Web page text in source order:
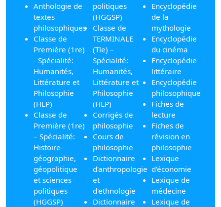
Anthologie de
textes
philosophiques
Classe de
Première (1re)
- Spécialité:
Humanités,
Littérature et
Philosophie
(HLP)
Classe de
Première (1re)
– Spécialité:
Histoire-
géographie,
géopolitique
et sciences
politiques
(HGGSP)
politiques
(HGGSP)
Classe de
TERMINALE
(Tle) –
Spécialité:
Humanités,
Littérature et
Philosophie
(HLP)
Corrigés de
philosophie
Cours de
philosophie
Dictionnaire
d'anthropologie
et
d'ethnologie
Dictionnaire
Encyclopédie
de la
mythologie
Encyclopédie
du cinéma
Encyclopédie
littéraire
Encyclopédie
philosophique
Fiches de
lecture
Fiches de
révision en
philosophie
Lexique
d'économie
Lexique de
médecine
Lexique de